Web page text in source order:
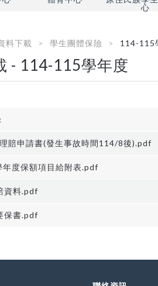
心
料下載 學生團體保險 114-115
- 114-115學年度
賠申請書(發生事故時間114/8後).pdf
度保額項目給附表.pdf
資料.pdf
保書.pdf